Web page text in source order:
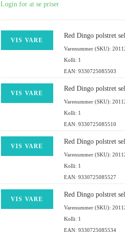
Login for at se priser
VIS VARE
Red Dingo polstret
Varenummer (SKU):
Kolli: 1
EAN: 9330725085503
VIS VARE
Red Dingo polstret
Varenummer (SKU):
Kolli: 1
EAN: 9330725085510
VIS VARE
Red Dingo polstret
Varenummer (SKU):
Kolli: 1
EAN: 9330725085527
VIS VARE
Red Dingo polstret
Varenummer (SKU):
Kolli: 1
EAN: 9330725085534